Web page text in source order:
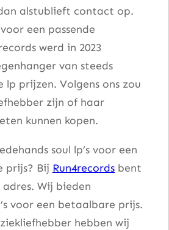
alstublieft contact op.
een passende
werd in 2023
van steeds
lp prijzen. Volgens ons zou
zijn of haar
kunnen kopen.
soul lp’s voor een
prijs? Bij Run4records bent
Wij bieden
voor een betaalbare prijs.
hebben wij